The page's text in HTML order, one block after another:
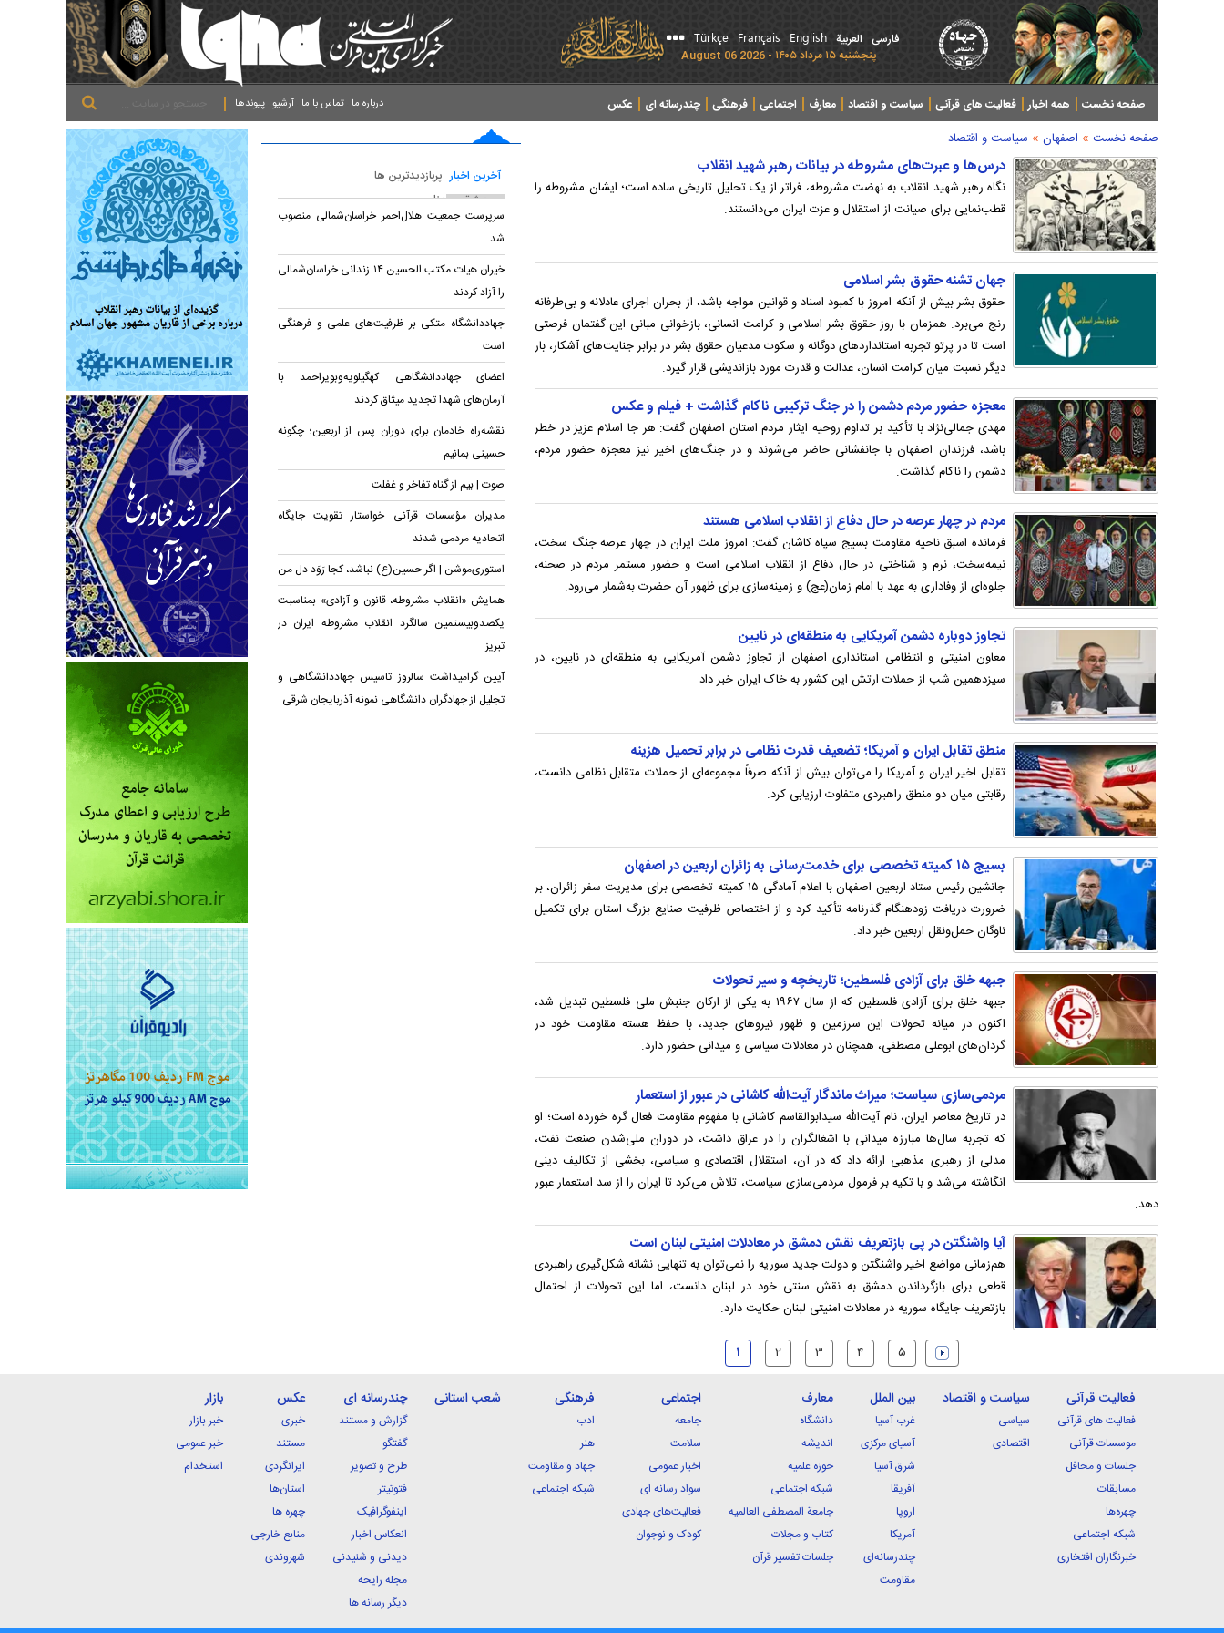
فارسی العربیة English
Français
Türkçe
پنجشنبه ۱۵ مرداد ۱۴۰۵ - 2026 August 06
صفحه نخست همه اخبار فعالیت های قرآنی سیاست و اقتصاد معارف اجتماعی فرهنگی چندرسانه ای عکس پیوندها آرشیو تماس با ما درباره ما
صفحه نخست » اصفهان » سیاست و اقتصاد
درس‌ها و عبرت‌های مشروطه در بیانات رهبر شهید انقلاب
نگاه رهبر شهید انقلاب به نهضت مشروطه، فراتر از یک تحلیل تاریخی ساده است؛ ایشان مشروطه را
قطب‌نمایی برای صیانت از استقلال و عزت ایران می‌دانستند.
جهان تشنه حقوق بشر اسلامی
حقوق بشر بیش از آنکه امروز با کمبود اسناد و قوانین مواجه باشد، از بحران اجرای عادلانه و بی‌طرفانه
رنج می‌برد. همزمان با روز حقوق بشر اسلامی و کرامت انسانی، بازخوانی مبانی این گفتمان فرصتی
است تا در پرتو تجربه استانداردهای دوگانه و سکوت مدعیان حقوق بشر در برابر جنایت‌های آشکار، بار
دیگر نسبت میان کرامت انسان، عدالت و قدرت مورد بازاندیشی قرار گیرد.
معجزه حضور مردم دشمن را در جنگ ترکیبی ناکام گذاشت + فیلم و عکس
مهدی جمالی‌نژاد با تأکید بر تداوم روحیه ایثار مردم استان اصفهان گفت: هر جا اسلام عزیز در خطر
باشد، فرزندان اصفهان با جانفشانی حاضر می‌شوند و در جنگ‌های اخیر نیز معجزه حضور مردم،
دشمن را ناکام گذاشت.
مردم در چهار عرصه در حال دفاع از انقلاب اسلامی هستند
فرمانده اسبق ناحیه مقاومت بسیج سپاه کاشان گفت: امروز ملت ایران در چهار عرصه جنگ سخت،
نیمه‌سخت، نرم و شناختی در حال دفاع از انقلاب اسلامی است و حضور مستمر مردم در صحنه،
جلوه‌ای از وفاداری به عهد با امام زمان(عج) و زمینه‌سازی برای ظهور آن حضرت به‌شمار می‌رود.
تجاوز دوباره دشمن آمریکایی به منطقه‌ای در نایین
معاون امنیتی و انتظامی استانداری اصفهان از تجاوز دشمن آمریکایی به منطقه‌ای در نایین، در
سیزدهمین شب از حملات ارتش این کشور به خاک ایران خبر داد.
منطق تقابل ایران و آمریکا؛ تضعیف قدرت نظامی در برابر تحمیل هزینه
تقابل اخیر ایران و آمریکا را می‌توان بیش از آنکه صرفاً مجموعه‌ای از حملات متقابل نظامی دانست،
رقابتی میان دو منطق راهبردی متفاوت ارزیابی کرد.
بسیج ۱۵ کمیته تخصصی برای خدمت‌رسانی به زائران اربعین در اصفهان
جانشین رئیس ستاد اربعین اصفهان با اعلام آمادگی ۱۵ کمیته تخصصی برای مدیریت سفر زائران، بر
ضرورت دریافت زودهنگام گذرنامه تأکید کرد و از اختصاص ظرفیت صنایع بزرگ استان برای تکمیل
ناوگان حمل‌ونقل اربعین خبر داد.
جبهه خلق برای آزادی فلسطین؛ تاریخچه و سیر تحولات
جبهه خلق برای آزادی فلسطین که از سال ۱۹۶۷ به یکی از ارکان جنبش ملی فلسطین تبدیل شد،
اکنون در میانه تحولات این سرزمین و ظهور نیروهای جدید، با حفظ هسته مقاومت خود در
گردان‌های ابوعلی مصطفی، همچنان در معادلات سیاسی و میدانی حضور دارد.
مردمی‌سازی سیاست؛ میراث ماندگار آیت‌الله کاشانی در عبور از استعمار
در تاریخ معاصر ایران، نام آیت‌الله سیدابوالقاسم کاشانی با مفهوم مقاومت فعال گره خورده است؛ او
که تجربه سال‌ها مبارزه میدانی با اشغالگران را در عراق داشت، در دوران ملی‌شدن صنعت نفت،
مدلی از رهبری مذهبی ارائه داد که در آن، استقلال اقتصادی و سیاسی، بخشی از تکالیف دینی
انگاشته می‌شد و با تکیه بر فرمول مردمی‌سازی سیاست، تلاش می‌کرد تا ایران را از سد استعمار عبور
دهد.
آیا واشنگتن در پی بازتعریف نقش دمشق در معادلات امنیتی لبنان است
هم‌زمانی مواضع اخیر واشنگتن و دولت جدید سوریه را نمی‌توان به‌ تنهایی نشانه شکل‌گیری راهبردی
قطعی برای بازگرداندن دمشق به نقش سنتی خود در لبنان دانست، اما این تحولات از احتمال
بازتعریف جایگاه سوریه در معادلات امنیتی لبنان حکایت دارد.
۱ ۲ ۳ ۴ ۵
آخرین اخبار پربازدیدترین ها
پربحث ترین عناوین
سرپرست جمعیت هلال‌احمر خراسان‌شمالی منصوب
شد
خیران هیات مکتب الحسین ۱۴ زندانی خراسان‌شمالی
را آزاد کردند
جهاددانشگاه متکی بر ظرفیت‌های علمی و فرهنگی
است
اعضای جهاددانشگاهی کهگیلویه‌وبویراحمد با
آرمان‌های شهدا تجدید میثاق کردند
نقشه‌راه خادمان برای دوران پس از اربعین؛ چگونه
حسینی بمانیم
صوت | بیم از گناه تفاخر و غفلت
مدیران مؤسسات قرآنی خواستار تقویت جایگاه
اتحادیه‌ مردمی شدند
استوری‌موشن | اگر حسین(ع) نباشد، کجا رَوَد دل من
همایش «انقلاب مشروطه، قانون و آزادی» بمناسبت
یکصدوبیستمین سالگرد انقلاب مشروطه ایران در
تبریز
آیین گرامیداشت سالروز تاسیس جهاددانشگاهی و
تجلیل از جهادگران دانشگاهی نمونه آذربایجان شرقی
فعالیت قرآنی
فعالیت های قرآنی
موسسات قرآنی
جلسات و محافل
مسابقات
چهره‌ها
شبکه اجتماعی
خبرنگاران افتخاری
سیاست و اقتصاد
سیاسی
اقتصادی
بین الملل
غرب آسیا
آسیای مرکزی
شرق آسیا
آفریقا
اروپا
آمریکا
چندرسانه‌ای
مقاومت
معارف
دانشگاه
اندیشه
حوزه علمیه
شبکه اجتماعی
جامعة المصطفی العالمیه
کتاب و مجلات
جلسات تفسیر قرآن
اجتماعی
جامعه
سلامت
اخبار عمومی
سواد رسانه ای
فعالیت‌های جهادی
کودک و نوجوان
فرهنگی
ادب
هنر
جهاد و مقاومت
شبکه اجتماعی
شعب استانی چندرسانه ای
گزارش و مستند
گفتگو
طرح و تصویر
فتوتیتر
اینفوگرافیک
انعکاس اخبار
دیدنی و شنیدنی
مجله رایحه
دیگر رسانه ها
عکس
خبری
مستند
ایرانگردی
استان‌ها
چهره ها
منابع خارجی
شهروندی
بازار
خبر بازار
خبر عمومی
استخدام